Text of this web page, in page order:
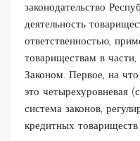
законодательство
деятельность
ответственностью,
товариществам в
Законом. Первое, на
это четырехуровневая
система законов,
кредитных товариществ.